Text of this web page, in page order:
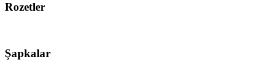
Rozetler
Şapkalar